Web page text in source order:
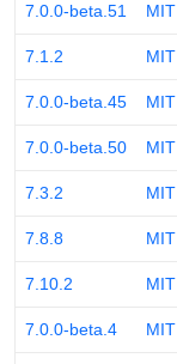
7.0.0-beta.51 MIT
7.1.2 MIT
7.0.0-beta.45 MIT
7.0.0-beta.50 MIT
7.3.2 MIT
7.8.8 MIT
7.10.2 MIT
7.0.0-beta.4 MIT